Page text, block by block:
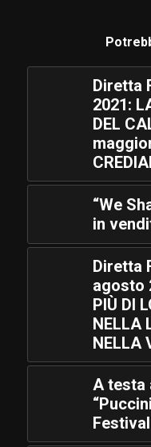
Diretta
2021:
DEL
“We
in
Diretta
agosto
PIÙ DI
NELLA
NELLA
A testa